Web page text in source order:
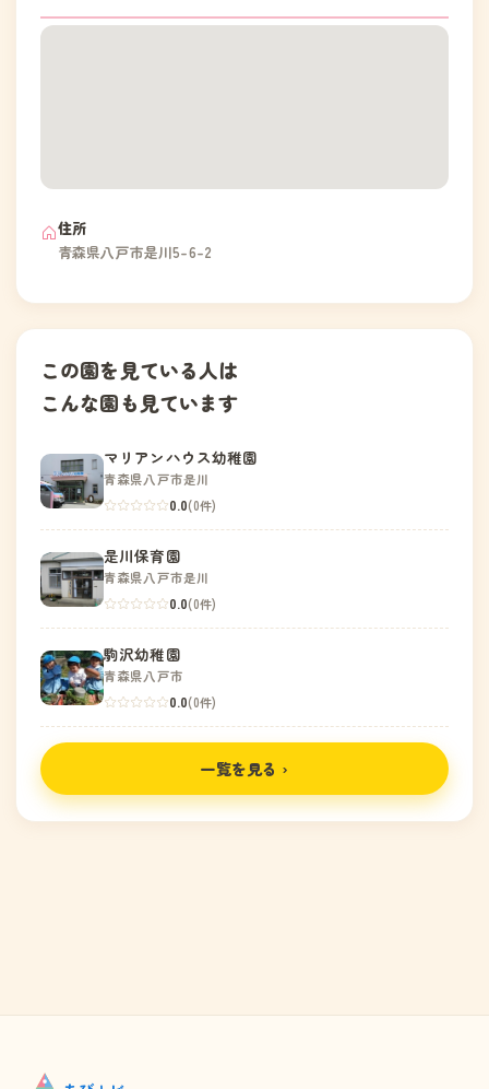
住所
青森県八戸市是川5-6-2
この園を見ている人は
こんな園も見ています
マリアンハウス幼稚園
青森県八戸市是川
0.0(0件)
是川保育園
青森県八戸市是川
0.0(0件)
駒沢幼稚園
青森県八戸市
0.0(0件)
一覧を見る ›